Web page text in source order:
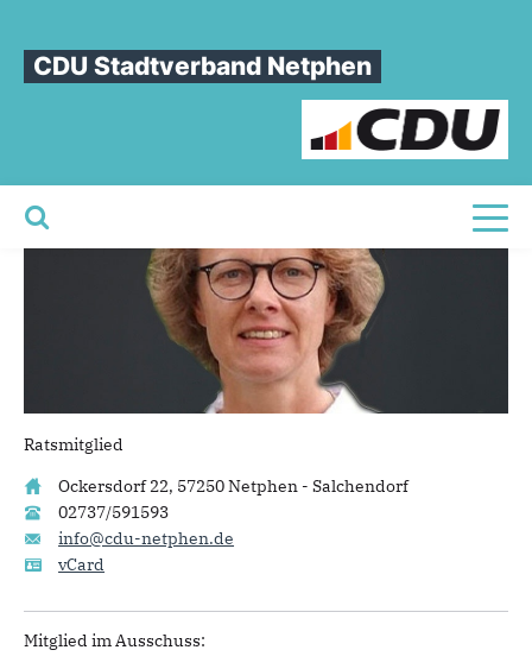
CDU Stadtverband Netphen
Sie sind hier
AlexandraWunderlich
Ratsmitglied
Ockersdorf 22, 57250 Netphen - Salchendorf
02737/591593
info@cdu-netphen.de
vCard
Mitglied im Ausschuss: